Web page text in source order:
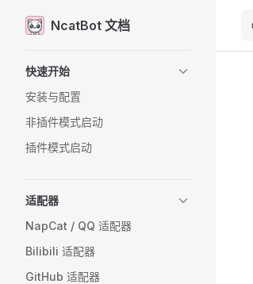
Skip to content
NcatBot 文档
快速开始
安装与配置
非插件模式启动
插件模式启动
适配器
NapCat / QQ 适配器
Bilibili 适配器
GitHub 适配器